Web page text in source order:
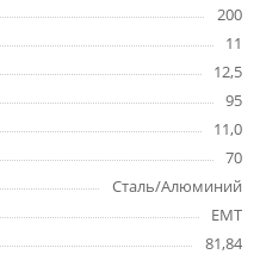
200
11
12,5
95
11,0
70
Сталь/Алюминий
EMT
81,84